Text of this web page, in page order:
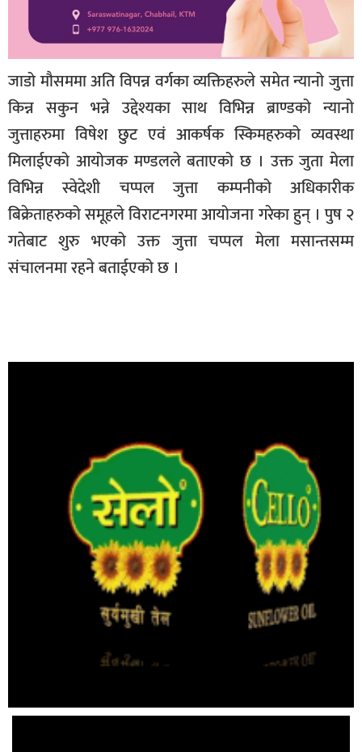
जाडो मौसममा अति विपन्न वर्गका व्यक्तिहरुले समेत न्यानो जुत्ता
किन्न सकुन भन्ने उद्देश्यका साथ विभिन्न ब्राण्डको न्यानो
जुत्ताहरुमा विषेश छुट एवं आकर्षक स्किमहरुको व्यवस्था
मिलाईएको आयोजक मण्डलले बताएको छ । उक्त जुता मेला
विभिन्न स्वेदेशी चप्पल जुत्ता कम्पनीको अधिकारीक
बिक्रेताहरुको समूहले विराटनगरमा आयोजना गरेका हुन् । पुष २
गतेबाट शुरु भएको उक्त जुत्ता चप्पल मेला मसान्तसम्म
संचालनमा रहने बताईएको छ ।